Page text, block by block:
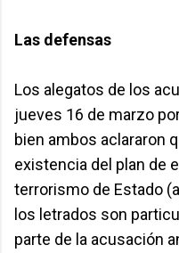
Las defensas
Los alegatos de los
jueves 16 de marzo
bien ambos aclararon
existencia del plan de
terrorismo de Estado
los letrados son
parte de la acusación